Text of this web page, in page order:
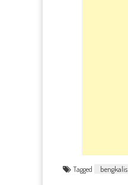
Tagged bengkalis